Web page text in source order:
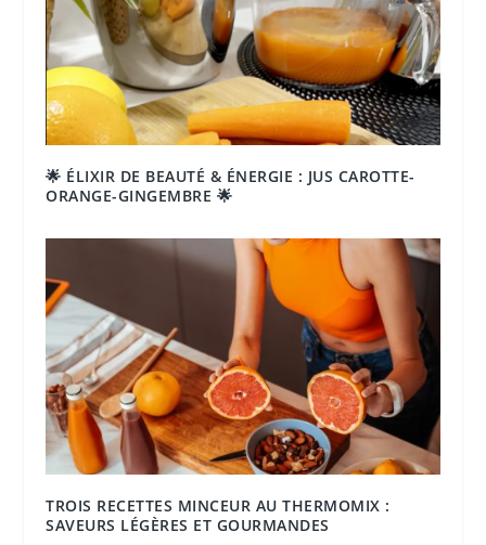
🌟 ÉLIXIR DE BEAUTÉ & ÉNERGIE : JUS CAROTTE-
ORANGE-GINGEMBRE 🌟
TROIS RECETTES MINCEUR AU THERMOMIX :
SAVEURS LÉGÈRES ET GOURMANDES